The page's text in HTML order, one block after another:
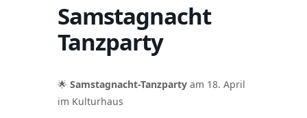
Samstagnacht
Tanzparty
🌟 Samstagnacht-Tanzparty am 18. April
im Kulturhaus